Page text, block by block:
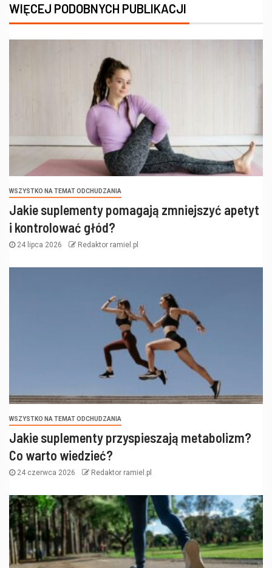
WIĘCEJ PODOBNYCH PUBLIKACJI
WSZYSTKO NA TEMAT ODCHUDZANIA
Jakie suplementy pomagają zmniejszyć apetyt
i kontrolować głód?
24 lipca 2026 Redaktor ramiel.pl
WSZYSTKO NA TEMAT ODCHUDZANIA
Jakie suplementy przyspieszają metabolizm?
Co warto wiedzieć?
24 czerwca 2026 Redaktor ramiel.pl